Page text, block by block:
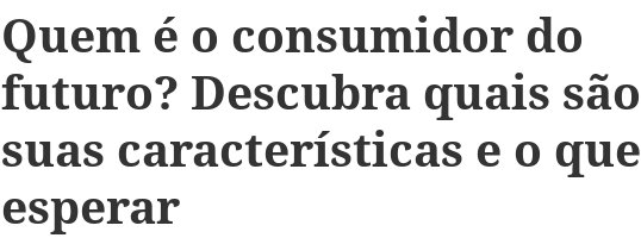
Quem é o consumidor do
futuro? Descubra quais são
suas características e o que
esperar